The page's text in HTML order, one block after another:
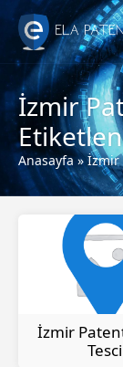
İzmir
Anasayfa»İzmir
İzmir